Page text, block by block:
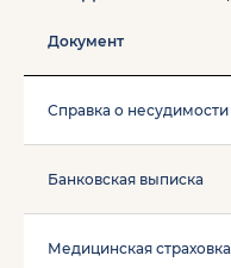
Документ
Справка о несудимости
Банковская выписка
Медицинская страховка